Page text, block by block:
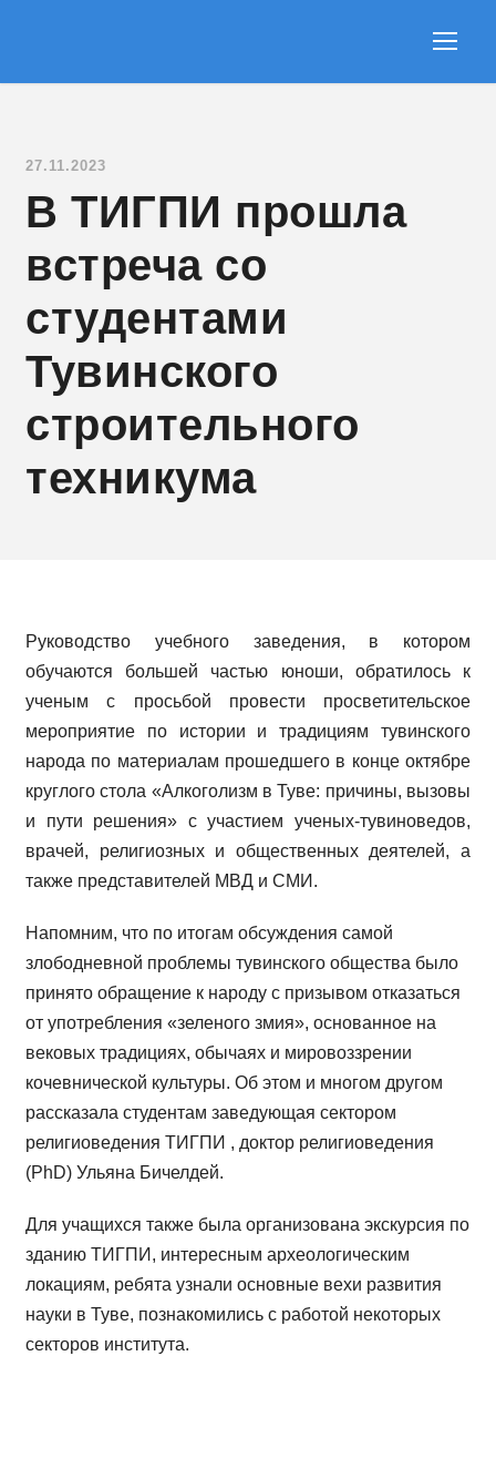
27.11.2023
В ТИГПИ прошла
встреча со
студентами
Тувинского
строительного
техникума
Руководство учебного заведения, в котором
обучаются большей частью юноши, обратилось к
ученым с просьбой провести просветительское
мероприятие по истории и традициям тувинского
народа по материалам прошедшего в конце октябре
круглого стола «Алкоголизм в Туве: причины, вызовы
и пути решения» с участием ученых-тувиноведов,
врачей, религиозных и общественных деятелей, а
также представителей МВД и СМИ.
Напомним, что по итогам обсуждения самой
злободневной проблемы тувинского общества было
принято обращение к народу с призывом отказаться
от употребления «зеленого змия», основанное на
вековых традициях, обычаях и мировоззрении
кочевнической культуры. Об этом и многом другом
рассказала студентам заведующая сектором
религиоведения ТИГПИ , доктор религиоведения
(PhD) Ульяна Бичелдей.
Для учащихся также была организована экскурсия по
зданию ТИГПИ, интересным археологическим
локациям, ребята узнали основные вехи развития
науки в Туве, познакомились с работой некоторых
секторов института.